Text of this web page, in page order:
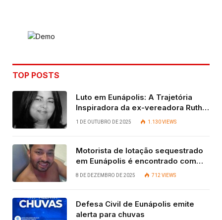
TOP POSTS
Luto em Eunápolis: A Trajetória
Inspiradora da ex-vereadora Ruth
Contadora
1 DE OUTUBRO DE 2025 1.130VIEWS
Motorista de lotação sequestrado
em Eunápolis é encontrado com
vida após quatro dias.
8 DE DEZEMBRO DE 2025 712VIEWS
Defesa Civil de Eunápolis emite
alerta para chuvas